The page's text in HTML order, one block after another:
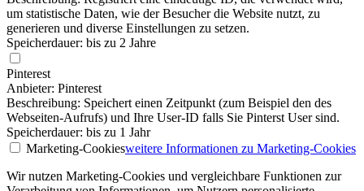
um statistische Daten, wie der Besucher die Website nutzt, zu
generieren und diverse Einstellungen zu setzen.
Speicherdauer: bis zu 2 Jahre
Pinterest
Anbieter: Pinterest
Beschreibung: Speichert einen Zeitpunkt (zum Beispiel den des
Webseiten-Aufrufs) und Ihre User-ID falls Sie Pinterst User sind.
Speicherdauer: bis zu 1 Jahr
Marketing-Cookiesweitere Informationen zu Marketing-Cookies
Wir nutzen Marketing-Cookies und vergleichbare Funktionen zur